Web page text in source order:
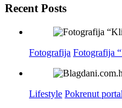
Recent Posts
Fotografija Fotografija
Lifestyle Pokrenut